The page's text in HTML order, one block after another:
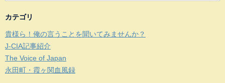
カテゴリ
貴様ら！俺の言うことを聞いてみませんか？
J-CIA記事紹介
The Voice of Japan
永田町・霞ヶ関血風録